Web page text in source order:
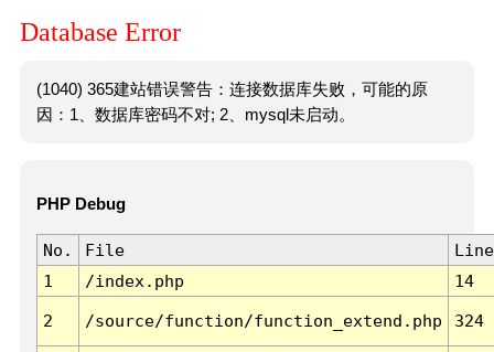
Database Error
(1040) 365建站错误警告：连接数据库失败，可能的原
因：1、数据库密码不对; 2、mysql未启动。
PHP Debug
No. File
Line
1
/index.php 14
2 /source/function/function_extend.php 324